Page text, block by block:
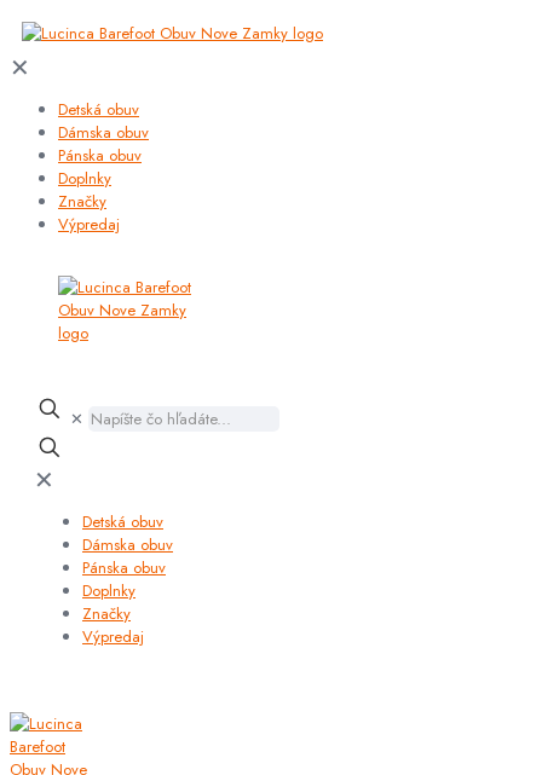
✕
Detská obuv
Dámska obuv
Pánska obuv
Doplnky
Značky
Výpredaj
✕
✕
Detská obuv
Dámska obuv
Pánska obuv
Doplnky
Značky
Výpredaj